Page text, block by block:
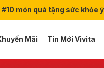
#10 món quà tặng sức khỏe
Mãi Tin Mới Vivita